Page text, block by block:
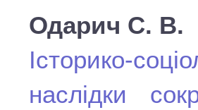
Одарич С. В.
Історико-
наслідки